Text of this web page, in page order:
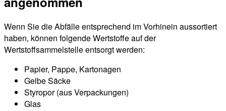
Wenn Sie die Abfälle entsprechend im Vorhinein aussortiert
haben, können folgende Wertstoffe auf der
Wertstoffsammelstelle entsorgt werden:
Papier, Pappe, Kartonagen
Gelbe Säcke
Styropor (aus Verpackungen)
Glas